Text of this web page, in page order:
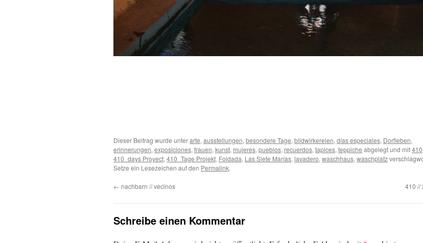
Dieser Beitrag wurde unterarte, ausstellungen, besondere Tage, bildwirkereien, días especiales, Dorfleben,
erinnerungen, exposiciones, frauen, kunst, mujeres, pueblos, recuerdos, tapices, teppiche abgelegt und mit410
410_days Proyect, 410_Tage Projekt, Foldada, Las Siete Marías, lavadero, waschhaus, waschplatz
Setze ein Lesezeichen auf den Permalink.
← nachbarn // vecinos 410 //
Schreibe einen Kommentar